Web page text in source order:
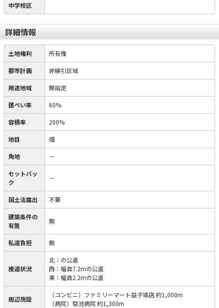
中学校区
詳細情報
土地権利 所有権
都市計画 非線引区域
用途地域 無指定
建ぺい率 60%
容積率 200%
地目 畑
角地 －
セットバッ
ク
－
国土法届出 不要
建築条件の
有無
無
私道負担 無
接道状況
北：の公道
西：幅員7.2mの公道
東：幅員2.2mの公道
周辺施設
（コンビニ）ファミリーマート益子塙店 約1,000m
（病院）菊池病院 約1,300m